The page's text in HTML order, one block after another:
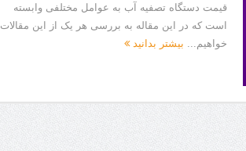
معماری فروشگاه
قیمت دستگاه تصفیه آب به عوامل مختلفی وابسته
است که در این مقاله به بررسی هر یک از این مقالات
خواهیم... بیشتر بدانید